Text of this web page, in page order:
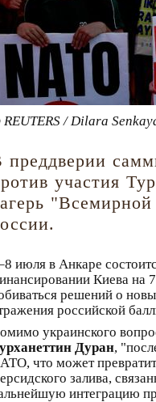
/ Dilara
преддверии
участия
июля в Анкаре
Киева на
решений о
российской
украинского
Дуран,
что может
залива,
интеграцию